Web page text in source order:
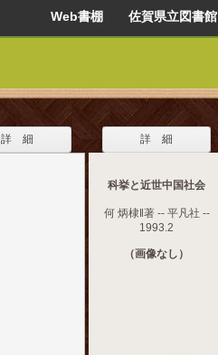
Web書棚 佐賀県立図書館
詳 細 詳 細
科挙と近世中国社会
何 炳棣‖著 -- 平凡社 --
1993.2
（画像なし）